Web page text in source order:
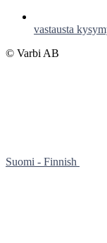
vastausta
© Varbi AB
Suomi - Finnish